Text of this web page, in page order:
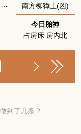
南方柳獐土(凶)
今日胎神
占房床 房内北
到了几条？